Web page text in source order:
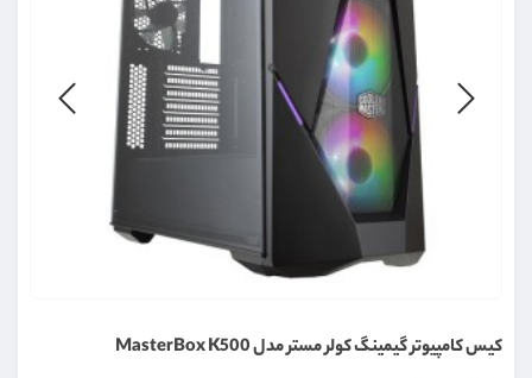
کیس کامپیوتر گیمینگ کولر مستر مدل MasterBox K500